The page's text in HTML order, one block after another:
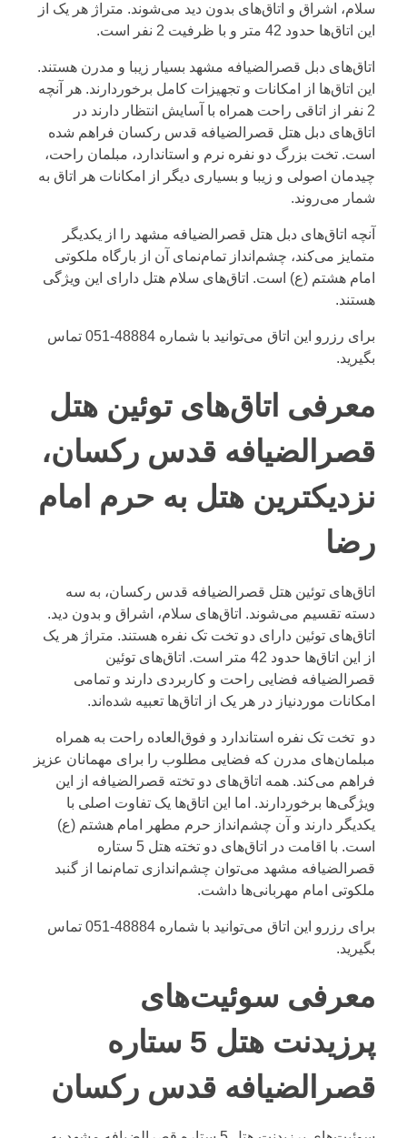
سلام، اشراق و اتاق‌های بدون دید می‌شوند. متراژ هر یک از
این اتاق‌ها حدود 42 متر و با ظرفیت 2 نفر است.
اتاق‌های دبل قصرالضیافه مشهد بسیار زیبا و مدرن هستند.
این اتاق‌ها از امکانات و تجهیزات کامل برخوردارند. هر آنچه
2 نفر از اتاقی راحت همراه با آسایش انتظار دارند در
اتاق‌های دبل هتل قصرالضیافه قدس رکسان فراهم شده
است. تخت بزرگ دو نفره نرم و استاندارد، مبلمان راحت،
چیدمان اصولی و زیبا و بسیاری دیگر از امکانات هر اتاق به
شمار می‌روند.
آنچه اتاق‌های دبل هتل قصرالضیافه مشهد را از یکدیگر
متمایز می‌کند، چشم‌انداز تمام‌نمای آن از بارگاه ملکوتی
امام هشتم (ع) است. اتاق‌های سلام هتل دارای این ویژگی
هستند.
برای رزرو این اتاق می‌توانید با شماره 48884-051
تماس
بگیرید.
معرفی اتاق‌های توئین هتل
قصرالضیافه قدس رکسان،
نزدیکترین هتل به حرم امام
رضا
اتاق‌های توئین هتل قصرالضیافه قدس رکسان، به سه
دسته تقسیم می‌شوند. اتاق‌های سلام، اشراق و بدون دید.
اتاق‌های توئین دارای دو تخت تک نفره هستند. متراژ هر یک
از این اتاق‌ها حدود 42 متر است. اتاق‌های توئین
قصرالضیافه فضایی راحت و کاربردی دارند و تمامی
امکانات موردنیاز در هر یک از اتاق‌ها تعبیه شده‌اند.
دو تخت تک نفره استاندارد و فوق‌العاده راحت به همراه
مبلمان‌های مدرن که فضایی مطلوب را برای مهمانان عزیز
فراهم می‌کند. همه اتاق‌های دو تخته قصرالضیافه از این
ویژگی‌ها برخوردارند. اما این اتاق‌ها یک تفاوت اصلی با
یکدیگر دارند و آن چشم‌انداز حرم مطهر امام هشتم (ع)
است. با اقامت در اتاق‌های دو تخته هتل 5 ستاره
قصرالضیافه مشهد می‌توان چشم‌اندازی تمام‌نما از گنبد
ملکوتی امام مهربانی‌ها داشت.
برای رزرو این اتاق می‌توانید با شماره 48884-051
تماس
بگیرید.
معرفی سوئیت‌های
پرزیدنت هتل 5 ستاره
قصرالضیافه قدس رکسان